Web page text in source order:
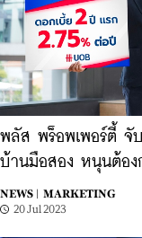
พลัส พร็อพเพอร์ตี้ จับ
บ้านมือสอง หนุนต้อง
NEWS |
MARKETING
20 Jul 2023